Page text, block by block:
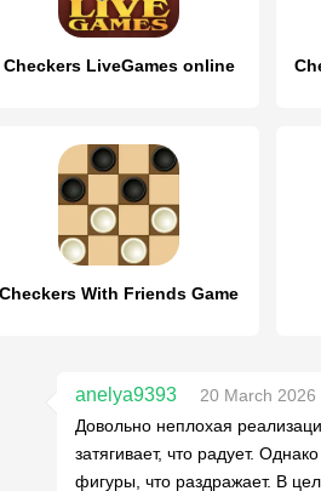
Checkers LiveGames online
Checkers With Friends Game
anelya9393
20 March 2026
Довольно неплохая
затягивает, что радует.
фигуры, что раздражает. В